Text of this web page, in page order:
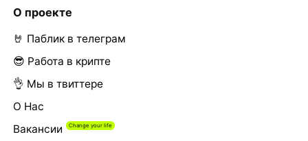
О проекте
🤘 Паблик в телеграм
😎 Работа в крипте
👌 Мы в твиттере
О Нас
Вакансии